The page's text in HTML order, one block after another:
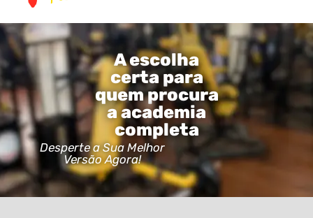
A escolha
certa para
quem procura
a academia
completa
Desperte a Sua Melhor
Versão Agora!